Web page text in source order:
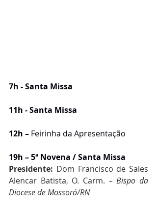
7h - Santa Missa
11h - Santa Missa
12h – Feirinha da Apresentação
19h – 5ª Novena / Santa Missa
Presidente: Dom Francisco de Sales
Alencar Batista, O. Carm. – Bispo da
Diocese de Mossoró/RN